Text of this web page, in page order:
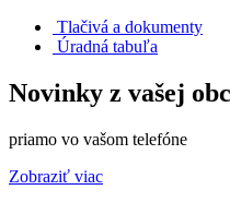
Tlačivá a dokumenty
Úradná tabuľa
Novinky z vašej
priamo vo vašom telefóne
Zobraziť viac